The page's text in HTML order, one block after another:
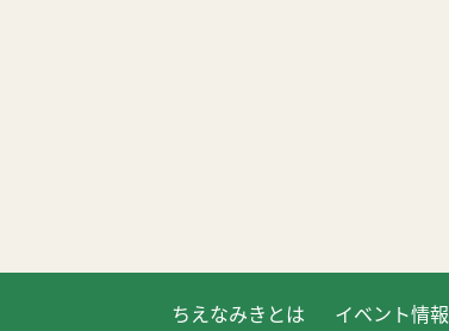
ちえなみきとは イベント情報